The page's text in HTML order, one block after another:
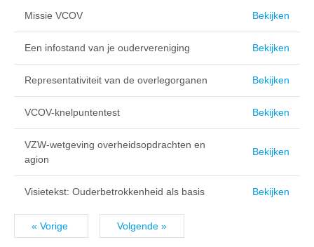
Missie VCOV Bekijken
Een infostand van je oudervereniging Bekijken
Representativiteit van de overlegorganen Bekijken
VCOV-knelpuntentest Bekijken
VZW-wetgeving overheidsopdrachten en
agion
Bekijken
Visietekst: Ouderbetrokkenheid als basis Bekijken
« Vorige Volgende »